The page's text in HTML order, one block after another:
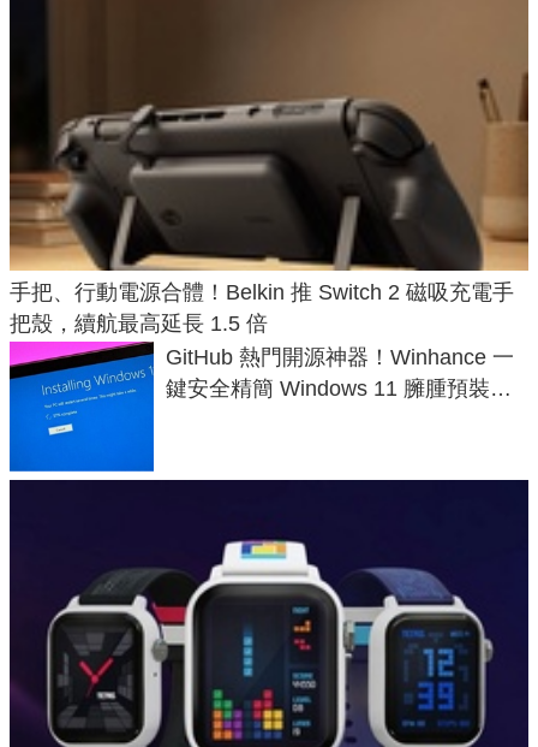
手把、行動電源合體！Belkin 推 Switch 2 磁吸充電手
把殼，續航最高延長 1.5 倍
GitHub 熱門開源神器！Winhance 一
鍵安全精簡 Windows 11 臃腫預裝軟